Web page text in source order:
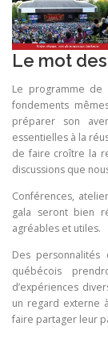
Le mot
Le programme
fondements
préparer son
essentielles à la
de faire croître la
discussions que
Conférences,
gala seront bien
agréables et utiles.
Des
québécois
d’expériences
un regard externe
faire partager leur